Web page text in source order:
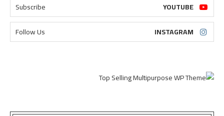
YOUTUBE
Subscribe
INSTAGRAM
Follow Us